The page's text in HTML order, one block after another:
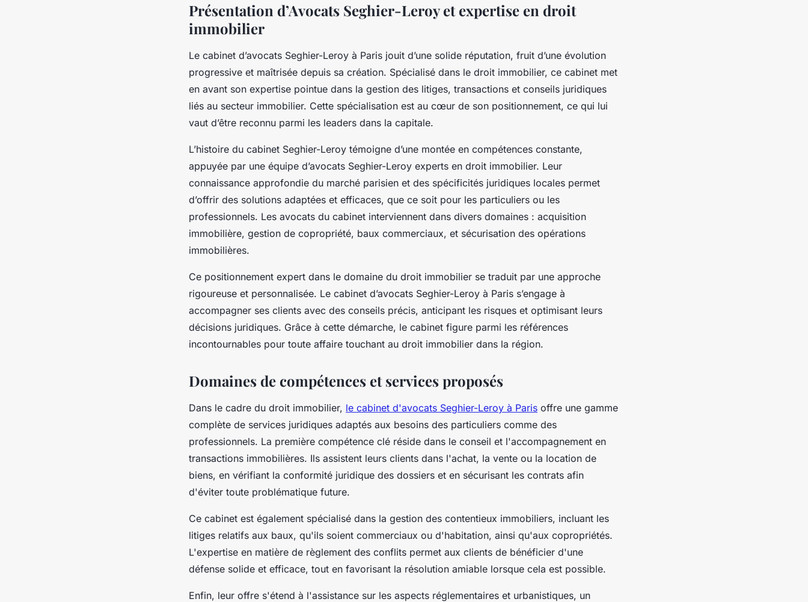
Présentation d’Avocats Seghier-Leroy et expertise en droit
immobilier
Le cabinet d’avocats Seghier-Leroy à Paris jouit d’une solide réputation, fruit d’une évolution
progressive et maîtrisée depuis sa création. Spécialisé dans le droit immobilier, ce cabinet met
en avant son expertise pointue dans la gestion des litiges, transactions et conseils juridiques
liés au secteur immobilier. Cette spécialisation est au cœur de son positionnement, ce qui lui
vaut d’être reconnu parmi les leaders dans la capitale.
L’histoire du cabinet Seghier-Leroy témoigne d’une montée en compétences constante,
appuyée par une équipe d’avocats Seghier-Leroy experts en droit immobilier. Leur
connaissance approfondie du marché parisien et des spécificités juridiques locales permet
d’offrir des solutions adaptées et efficaces, que ce soit pour les particuliers ou les
professionnels. Les avocats du cabinet interviennent dans divers domaines : acquisition
immobilière, gestion de copropriété, baux commerciaux, et sécurisation des opérations
immobilières.
Ce positionnement expert dans le domaine du droit immobilier se traduit par une approche
rigoureuse et personnalisée. Le cabinet d’avocats Seghier-Leroy à Paris s’engage à
accompagner ses clients avec des conseils précis, anticipant les risques et optimisant leurs
décisions juridiques. Grâce à cette démarche, le cabinet figure parmi les références
incontournables pour toute affaire touchant au droit immobilier dans la région.
Domaines de compétences et services proposés
Dans le cadre du droit immobilier, le cabinet d'avocats Seghier-Leroy à Paris offre une gamme
complète de services juridiques adaptés aux besoins des particuliers comme des
professionnels. La première compétence clé réside dans le conseil et l'accompagnement en
transactions immobilières. Ils assistent leurs clients dans l'achat, la vente ou la location de
biens, en vérifiant la conformité juridique des dossiers et en sécurisant les contrats afin
d'éviter toute problématique future.
Ce cabinet est également spécialisé dans la gestion des contentieux immobiliers, incluant les
litiges relatifs aux baux, qu'ils soient commerciaux ou d'habitation, ainsi qu'aux copropriétés.
L'expertise en matière de règlement des conflits permet aux clients de bénéficier d'une
défense solide et efficace, tout en favorisant la résolution amiable lorsque cela est possible.
Enfin, leur offre s'étend à l'assistance sur les aspects réglementaires et urbanistiques, un